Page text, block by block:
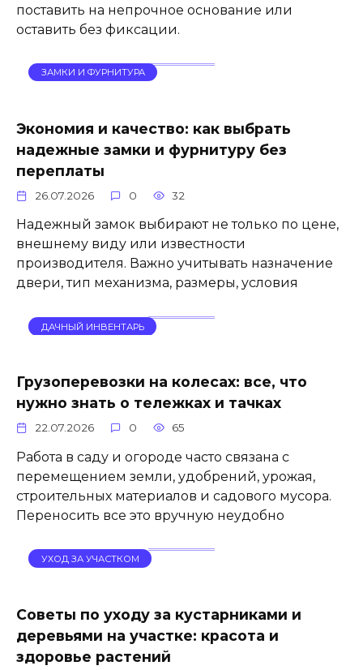
поставить на непрочное основание или
оставить без фиксации.
ЗАМКИ И ФУРНИТУРА
Экономия и качество: как выбрать
надежные замки и фурнитуру без
переплаты
26.07.2026 0 32
Надежный замок выбирают не только по цене,
внешнему виду или известности
производителя. Важно учитывать назначение
двери, тип механизма, размеры, условия
ДАЧНЫЙ ИНВЕНТАРЬ
Грузоперевозки на колесах: все, что
нужно знать о тележках и тачках
22.07.2026 0 65
Работа в саду и огороде часто связана с
перемещением земли, удобрений, урожая,
строительных материалов и садового мусора.
Переносить все это вручную неудобно
УХОД ЗА УЧАСТКОМ
Советы по уходу за кустарниками и
деревьями на участке: красота и
здоровье растений